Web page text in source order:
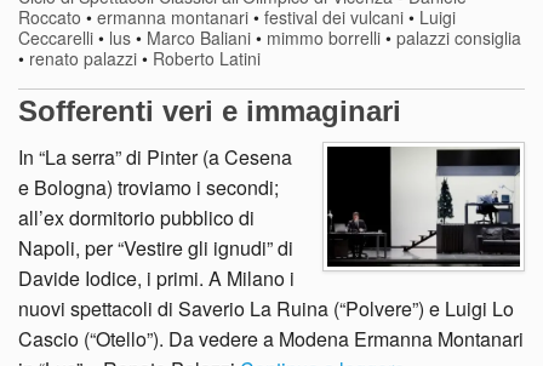
Roccato • ermanna montanari • festival dei vulcani • Luigi
Ceccarelli • lus • Marco Baliani • mimmo borrelli • palazzi consiglia
• renato palazzi • Roberto Latini
Sofferenti veri e immaginari
In “La serra” di Pinter (a Cesena
e Bologna) troviamo i secondi;
all’ex dormitorio pubblico di
Napoli, per “Vestire gli ignudi” di
Davide Iodice, i primi. A Milano i
nuovi spettacoli di Saverio La Ruina (“Polvere”) e Luigi Lo
Cascio (“Otello”). Da vedere a Modena Ermanna Montanari